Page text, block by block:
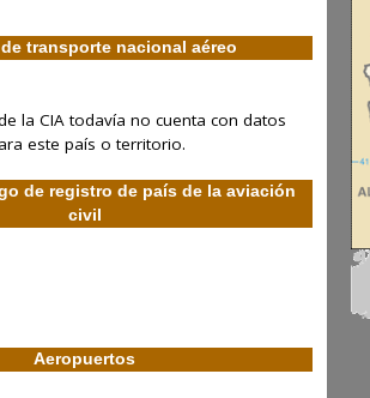
transporte nacional aéreo
la CIA todavía no cuenta con datos
este país o territorio.
de registro de país de la aviación
civil
Aeropuertos